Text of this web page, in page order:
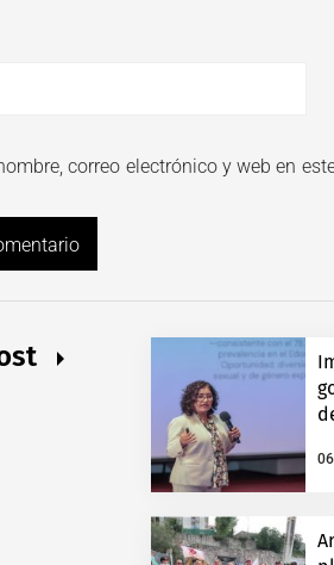
correo electrónico y web en